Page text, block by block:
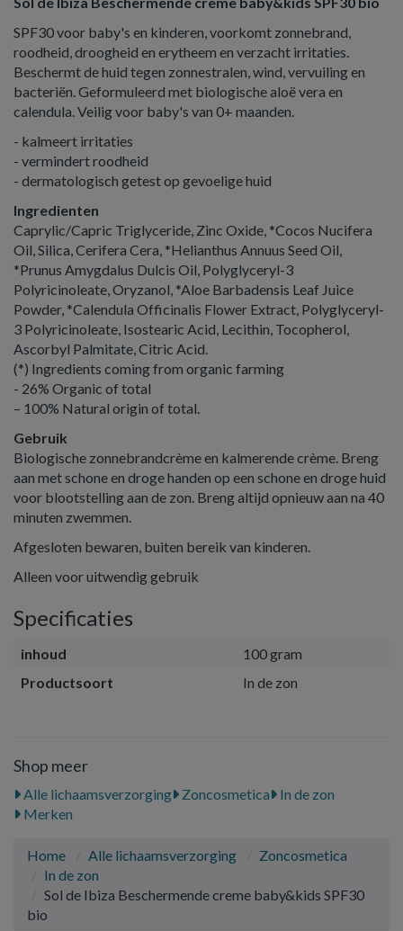
SPF30 voor baby's en kinderen, voorkomt zonnebrand,
roodheid, droogheid en erytheem en verzacht irritaties.
Beschermt de huid tegen zonnestralen, wind, vervuiling en
bacteriën. Geformuleerd met biologische aloë vera en
calendula. Veilig voor baby's van 0+ maanden.
- kalmeert irritaties
- vermindert roodheid
- dermatologisch getest op gevoelige huid
Ingredienten
Caprylic/Capric Triglyceride, Zinc Oxide, *Cocos Nucifera
Oil, Silica, Cerifera Cera, *Helianthus Annuus Seed Oil,
*Prunus Amygdalus Dulcis Oil, Polyglyceryl-3
Polyricinoleate, Oryzanol, *Aloe Barbadensis Leaf Juice
Powder, *Calendula Officinalis Flower Extract, Polyglyceryl-
3 Polyricinoleate, Isostearic Acid, Lecithin, Tocopherol,
Ascorbyl Palmitate, Citric Acid.
(*) Ingredients coming from organic farming
- 26% Organic of total
– 100% Natural origin of total.
Gebruik
Biologische zonnebrandcrème en kalmerende crème. Breng
aan met schone en droge handen op een schone en droge huid
voor blootstelling aan de zon. Breng altijd opnieuw aan na 40
minuten zwemmen.
Afgesloten bewaren, buiten bereik van kinderen.
Alleen voor uitwendig gebruik
Specificaties
inhoud
100 gram
Productsoort
In de zon
Shop meer
Alle lichaamsverzorging Zoncosmetica
In de zon
Merken
Home Alle lichaamsverzorging
Zoncosmetica
In de zon
Sol de Ibiza Beschermende creme baby&kids SPF30
bio